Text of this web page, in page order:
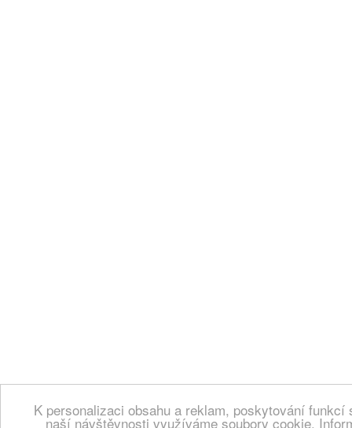
K personalizaci obsahu a reklam, poskytování
naší návštěvnosti využíváme soubory cookie.